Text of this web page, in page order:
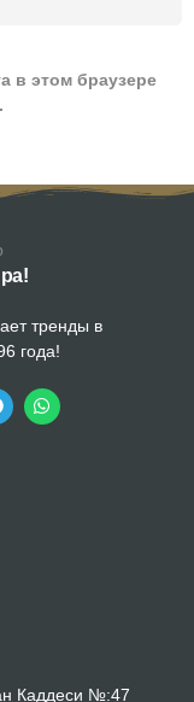
в этом браузере
тренды в
года!
Каддеси №:47